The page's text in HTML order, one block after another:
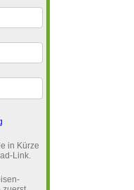
in Kürze
Link.